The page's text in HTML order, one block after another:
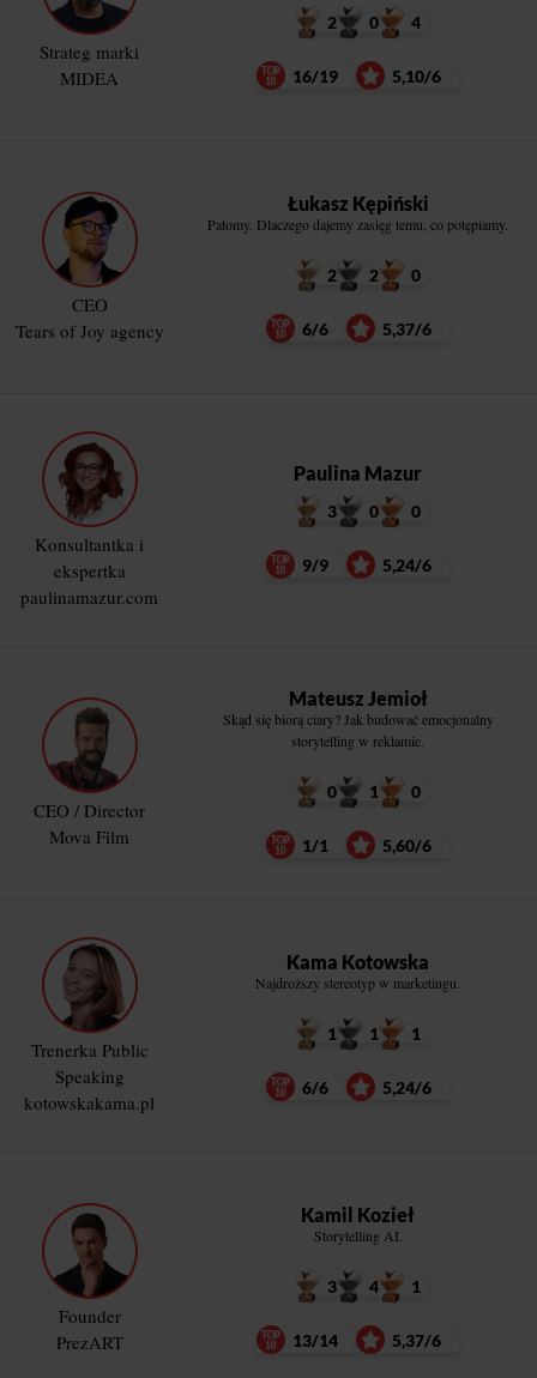
Strateg marki
MIDEA
2 0 4
16/19 5,10/6
CEO
Tears of Joy agency
Łukasz Kępiński
Patomy. Dlaczego dajemy zasięg temu, co potępiamy.
2 2 0
6/6 5,37/6
Konsultantka i
ekspertka
paulinamazur.com
Paulina Mazur
3 0 0
9/9 5,24/6
CEO / Director
Mova Film
Mateusz Jemioł
Skąd się biorą ciary? Jak budować emocjonalny
storytelling w reklamie.
0 1 0
1/1 5,60/6
Trenerka Public
Speaking
kotowskakama.pl
Kama Kotowska
Najdroższy stereotyp w marketingu.
1 1 1
6/6 5,24/6
Founder
PrezART
Kamil Kozieł
Storytelling AI.
3 4 1
13/14 5,37/6